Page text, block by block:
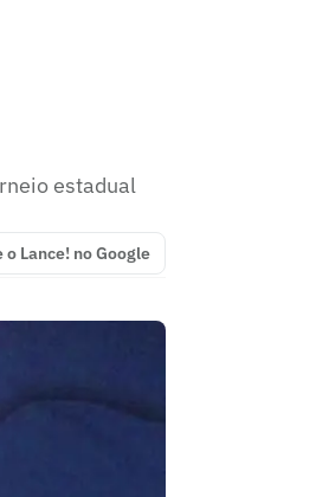
estadual
o Lance! no Google